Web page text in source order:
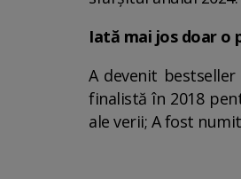
Iată mai jos doar o
A devenit
finalistă în 2018
ale verii; A fost